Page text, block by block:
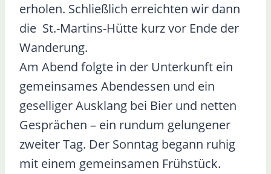
erholen. Schließlich erreichten wir dann
die St.-Martins-Hütte kurz vor Ende der
Wanderung.
Am Abend folgte in der Unterkunft ein
gemeinsames Abendessen und ein
geselliger Ausklang bei Bier und netten
Gesprächen – ein rundum gelungener
zweiter Tag. Der Sonntag begann ruhig
mit einem gemeinsamen Frühstück.